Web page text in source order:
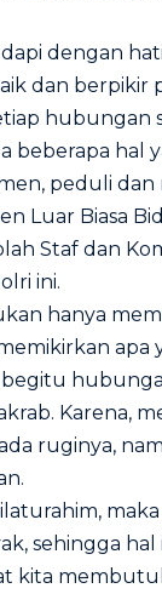
dengan
dan berpikir
hubungan
beberapa hal
peduli
Luar Biasa
Staf dan
ini.
hanya
apa
Karena,
ruginya,
sehingga
kita